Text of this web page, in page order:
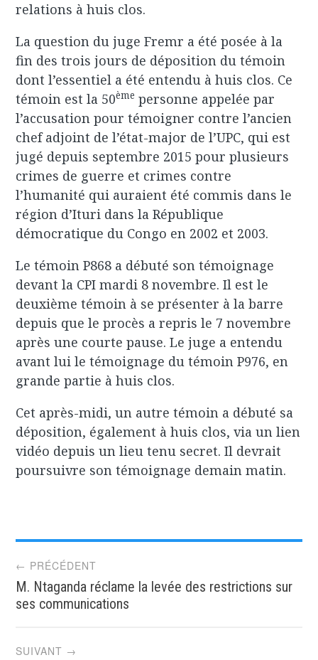
relations à huis clos.
La question du juge Fremr a été posée à la
fin des trois jours de déposition du témoin
dont l’essentiel a été entendu à huis clos. Ce
témoin est la 50ème personne appelée par
l’accusation pour témoigner contre l’ancien
chef adjoint de l’état-major de l’UPC, qui est
jugé depuis septembre 2015 pour plusieurs
crimes de guerre et crimes contre
l’humanité qui auraient été commis dans le
région d’Ituri dans la République
démocratique du Congo en 2002 et 2003.
Le témoin P868 a débuté son témoignage
devant la CPI mardi 8 novembre. Il est le
deuxième témoin à se présenter à la barre
depuis que le procès a repris le 7 novembre
après une courte pause. Le juge a entendu
avant lui le témoignage du témoin P976, en
grande partie à huis clos.
Cet après-midi, un autre témoin a débuté sa
déposition, également à huis clos, via un lien
vidéo depuis un lieu tenu secret. Il devrait
poursuivre son témoignage demain matin.
Post
navigation
← PRÉCÉDENT
M. Ntaganda réclame la levée des restrictions sur
ses communications
SUIVANT →